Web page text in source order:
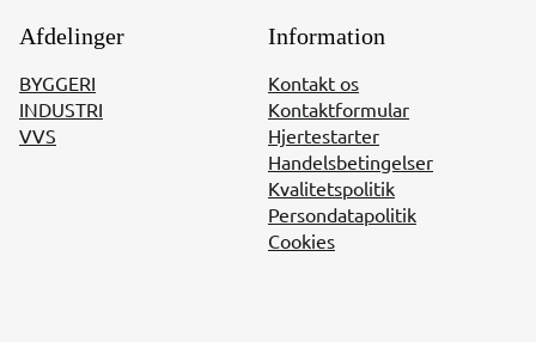
Afdelinger
BYGGERI
INDUSTRI
VVS
Information
Kontakt os
Kontaktformular
Hjertestarter
Handelsbetingelser
Kvalitetspolitik
Persondatapolitik
Cookies